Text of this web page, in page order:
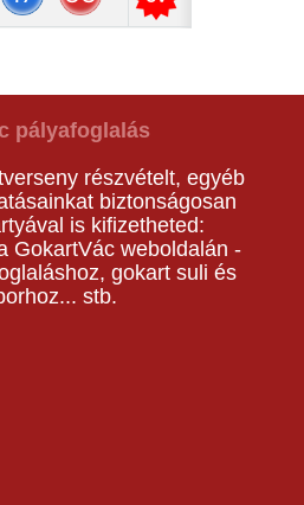
részvételt, egyéb
biztonságosan
is kifizetheted: